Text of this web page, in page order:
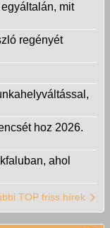
mit
regényét
hoz 2026.
ahol
TOP friss hírek